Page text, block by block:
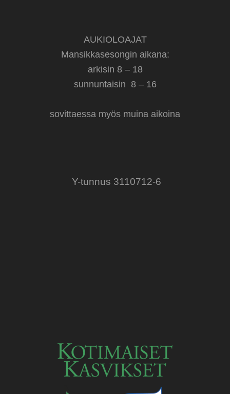
AUKIOLOAJAT
Mansikkasesongin aikana:
arkisin 8 – 18
sunnuntaisin 8 – 16
sovittaessa myös muina aikoina
Y-tunnus 3110712-6